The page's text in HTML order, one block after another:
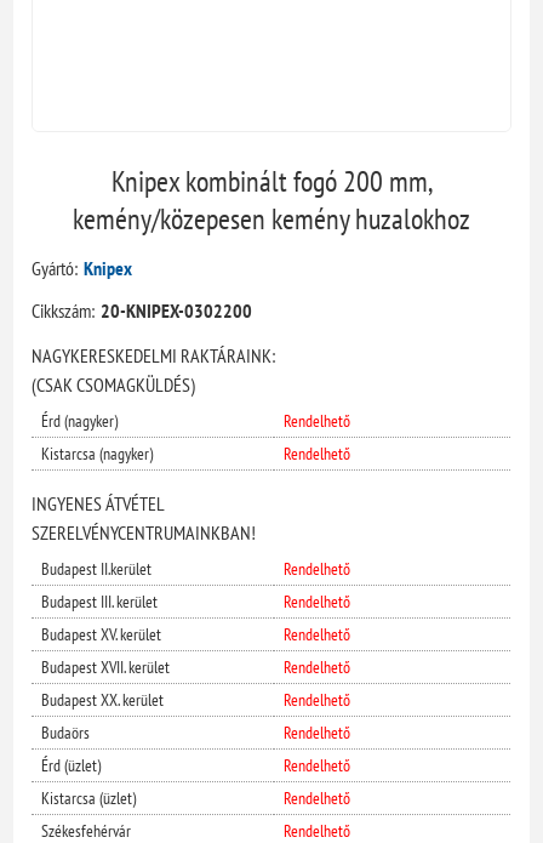
Knipex kombinált fogó 200 mm,
kemény/közepesen kemény huzalokhoz
Gyártó: Knipex
Cikkszám: 20-KNIPEX-0302200
NAGYKERESKEDELMI RAKTÁRAINK:
(CSAK CSOMAGKÜLDÉS)
Érd (nagyker)
Rendelhető
Kistarcsa (nagyker)
Rendelhető
INGYENES ÁTVÉTEL
SZERELVÉNYCENTRUMAINKBAN!
Budapest II.kerület
Rendelhető
Budapest III. kerület
Rendelhető
Budapest XV. kerület
Rendelhető
Budapest XVII. kerület
Rendelhető
Budapest XX. kerület
Rendelhető
Budaörs
Rendelhető
Érd (üzlet)
Rendelhető
Kistarcsa (üzlet)
Rendelhető
Székesfehérvár
Rendelhető